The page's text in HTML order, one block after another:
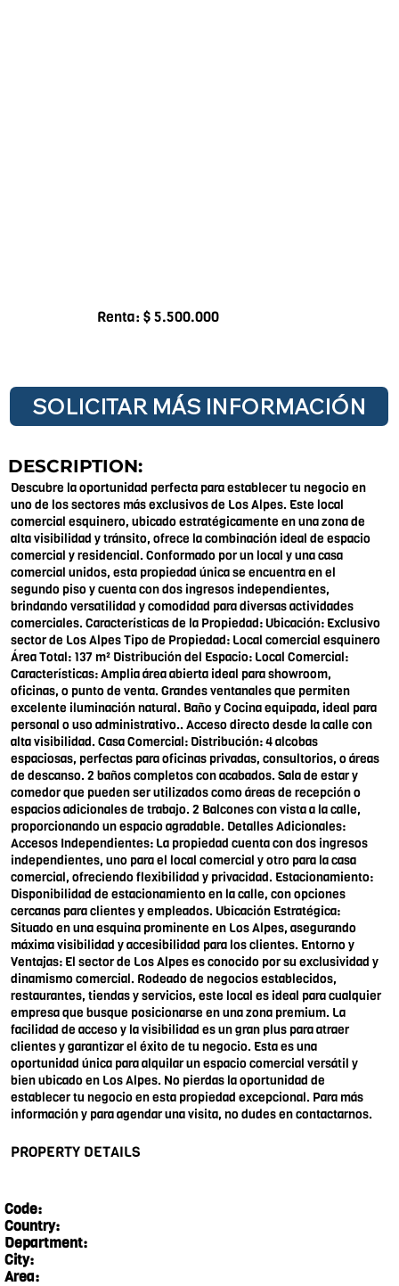
Renta: $ 5.500.000
SOLICITAR MÁS INFORMACIÓN
DESCRIPTION:
Descubre la oportunidad perfecta para establecer tu negocio en
uno de los sectores más exclusivos de Los Alpes. Este local
comercial esquinero, ubicado estratégicamente en una zona de
alta visibilidad y tránsito, ofrece la combinación ideal de espacio
comercial y residencial. Conformado por un local y una casa
comercial unidos, esta propiedad única se encuentra en el
segundo piso y cuenta con dos ingresos independientes,
brindando versatilidad y comodidad para diversas actividades
comerciales. Características de la Propiedad: Ubicación: Exclusivo
sector de Los Alpes Tipo de Propiedad: Local comercial esquinero
Área Total: 137 m² Distribución del Espacio: Local Comercial:
Características: Amplia área abierta ideal para showroom,
oficinas, o punto de venta. Grandes ventanales que permiten
excelente iluminación natural. Baño y Cocina equipada, ideal para
personal o uso administrativo.. Acceso directo desde la calle con
alta visibilidad. Casa Comercial: Distribución: 4 alcobas
espaciosas, perfectas para oficinas privadas, consultorios, o áreas
de descanso. 2 baños completos con acabados. Sala de estar y
comedor que pueden ser utilizados como áreas de recepción o
espacios adicionales de trabajo. 2 Balcones con vista a la calle,
proporcionando un espacio agradable. Detalles Adicionales:
Accesos Independientes: La propiedad cuenta con dos ingresos
independientes, uno para el local comercial y otro para la casa
comercial, ofreciendo flexibilidad y privacidad. Estacionamiento:
Disponibilidad de estacionamiento en la calle, con opciones
cercanas para clientes y empleados. Ubicación Estratégica:
Situado en una esquina prominente en Los Alpes, asegurando
máxima visibilidad y accesibilidad para los clientes. Entorno y
Ventajas: El sector de Los Alpes es conocido por su exclusividad y
dinamismo comercial. Rodeado de negocios establecidos,
restaurantes, tiendas y servicios, este local es ideal para cualquier
empresa que busque posicionarse en una zona premium. La
facilidad de acceso y la visibilidad es un gran plus para atraer
clientes y garantizar el éxito de tu negocio. Esta es una
oportunidad única para alquilar un espacio comercial versátil y
bien ubicado en Los Alpes. No pierdas la oportunidad de
establecer tu negocio en esta propiedad excepcional. Para más
información y para agendar una visita, no dudes en contactarnos.
PROPERTY DETAILS
Code:
Country:
Department:
City:
Area: